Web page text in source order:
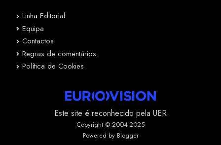
Linha Editorial
Equipa
Contactos
Regras de comentários
Política de Cookies
Este site é reconhecido pela UER
Copyright © 2004-2025
Powered by Blogger